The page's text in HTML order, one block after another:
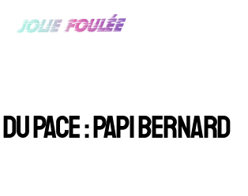
PACE : PAPI BERNARD